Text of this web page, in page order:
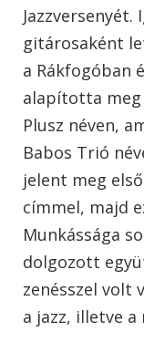
Jazzversenyét.
gitárosaként
a Rákfogóban
alapította
Plusz néven,
Babos Trió
jelent meg
címmel, majd
Munkássága
dolgozott
zenésszel volt
a jazz, illetve